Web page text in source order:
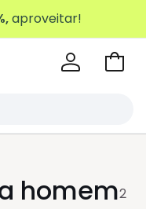
aproveitar!
Ir
homem2